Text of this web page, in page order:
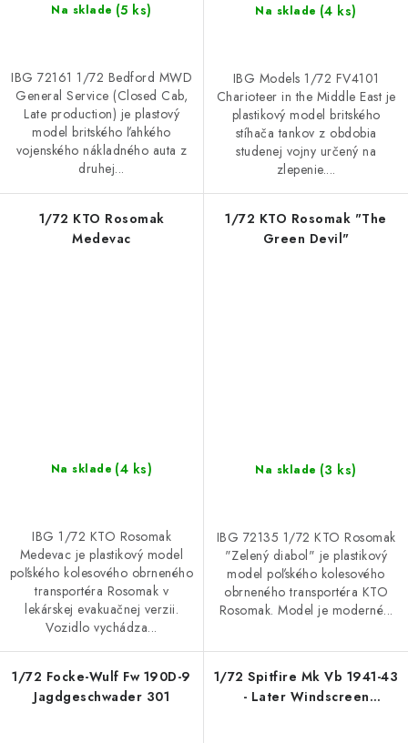
Na sklade (5 ks)
IBG 72161 1/72 Bedford MWD
General Service (Closed Cab,
Late production) je plastový
model britského ľahkého
vojenského nákladného auta z
druhej...
Na sklade (4 ks)
IBG Models 1/72 FV4101
Charioteer in the Middle East je
plastikový model britského
stíhača tankov z obdobia
studenej vojny určený na
zlepenie....
1/72 KTO Rosomak
Medevac
Na sklade (4 ks)
IBG 1/72 KTO Rosomak
Medevac je plastikový model
poľského kolesového obrneného
transportéra Rosomak v
lekárskej evakuačnej verzii.
Vozidlo vychádza...
1/72 KTO Rosomak "The
Green Devil"
Na sklade (3 ks)
IBG 72135 1/72 KTO Rosomak
"Zelený diabol" je plastikový
model poľského kolesového
obrneného transportéra KTO
Rosomak. Model je moderné...
1/72 Focke-Wulf Fw 190D-9
Jagdgeschwader 301
1/72 Spitfire Mk Vb 1941-43
- Later Windscreen